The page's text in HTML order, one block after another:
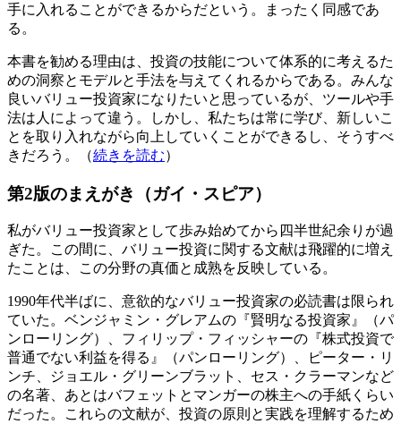
手に入れることができるからだという。まったく同感であ
る。
本書を勧める理由は、投資の技能について体系的に考えるた
めの洞察とモデルと手法を与えてくれるからである。みんな
良いバリュー投資家になりたいと思っているが、ツールや手
法は人によって違う。しかし、私たちは常に学び、新しいこ
とを取り入れながら向上していくことができるし、そうすべ
きだろう。（続きを読む）
第2版のまえがき（ガイ・スピア）
私がバリュー投資家として歩み始めてから四半世紀余りが過
ぎた。この間に、バリュー投資に関する文献は飛躍的に増え
たことは、この分野の真価と成熟を反映している。
1990年代半ばに、意欲的なバリュー投資家の必読書は限られ
ていた。ベンジャミン・グレアムの『賢明なる投資家』（パ
ンローリング）、フィリップ・フィッシャーの『株式投資で
普通でない利益を得る』（パンローリング）、ピーター・リ
ンチ、ジョエル・グリーンブラット、セス・クラーマンなど
の名著、あとはバフェットとマンガーの株主への手紙くらい
だった。これらの文献が、投資の原則と実践を理解するため